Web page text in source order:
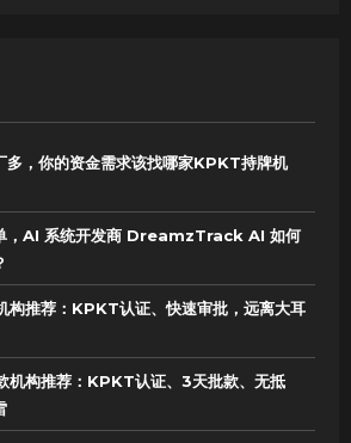
多，你的资金需求该找哪家KPKT持牌机
，AI 系统开发商 DreamzTrack AI 如何
推荐：KPKT认证、快速审批，远离大耳
机构推荐：KPKT认证、3天批款、无抵